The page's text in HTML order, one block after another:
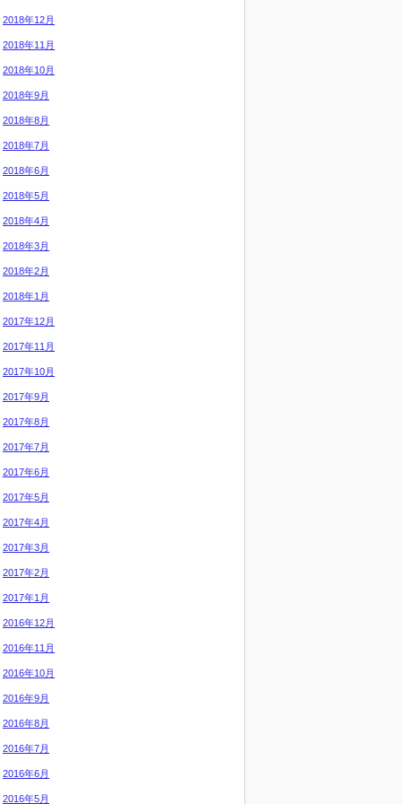
2018年12月
2018年11月
2018年10月
2018年9月
2018年8月
2018年7月
2018年6月
2018年5月
2018年4月
2018年3月
2018年2月
2018年1月
2017年12月
2017年11月
2017年10月
2017年9月
2017年8月
2017年7月
2017年6月
2017年5月
2017年4月
2017年3月
2017年2月
2017年1月
2016年12月
2016年11月
2016年10月
2016年9月
2016年8月
2016年7月
2016年6月
2016年5月